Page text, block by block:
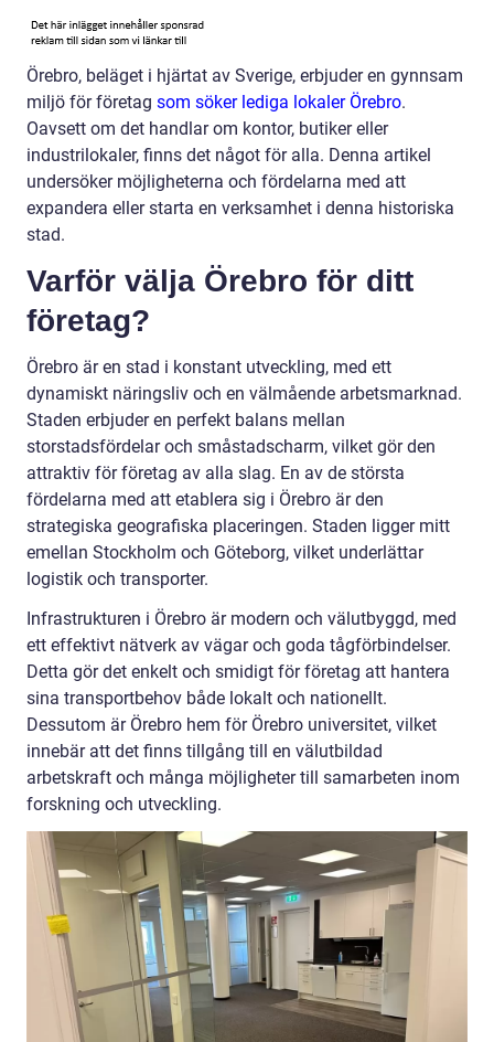
Örebro, beläget i hjärtat av Sverige, erbjuder en gynnsam
miljö för företag som söker lediga lokaler Örebro.
Oavsett om det handlar om kontor, butiker eller
industrilokaler, finns det något för alla. Denna artikel
undersöker möjligheterna och fördelarna med att
expandera eller starta en verksamhet i denna historiska
stad.
Varför välja Örebro för ditt
företag?
Örebro är en stad i konstant utveckling, med ett
dynamiskt näringsliv och en välmående arbetsmarknad.
Staden erbjuder en perfekt balans mellan
storstadsfördelar och småstadscharm, vilket gör den
attraktiv för företag av alla slag. En av de största
fördelarna med att etablera sig i Örebro är den
strategiska geografiska placeringen. Staden ligger mitt
emellan Stockholm och Göteborg, vilket underlättar
logistik och transporter.
Infrastrukturen i Örebro är modern och välutbyggd, med
ett effektivt nätverk av vägar och goda tågförbindelser.
Detta gör det enkelt och smidigt för företag att hantera
sina transportbehov både lokalt och nationellt.
Dessutom är Örebro hem för Örebro universitet, vilket
innebär att det finns tillgång till en välutbildad
arbetskraft och många möjligheter till samarbeten inom
forskning och utveckling.